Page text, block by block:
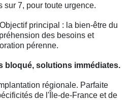
sur 7, pour toute urgence.
principal : la bien-être du
des besoins et
pérenne.
bloqué, solutions immédiates.
régionale. Parfaite
de l'Île-de-France et de